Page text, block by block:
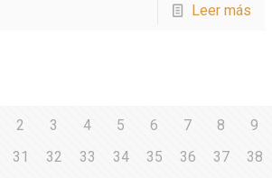
Leer más
2 3 4 5 6 7 8 9
31 32 33 34 35 36 37 38